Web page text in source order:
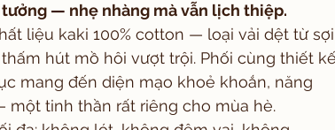
— nhẹ nhàng mà vẫn lịch thiệp.
hút mồ hôi vượt trội. Phối cùng thiết kế
mang đến diện mạo khoẻ khoắn, năng
tinh thần rất riêng cho mùa hè.